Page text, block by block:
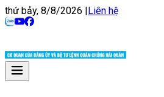
thứ bảy, 8/8/2026 |Liên hệ